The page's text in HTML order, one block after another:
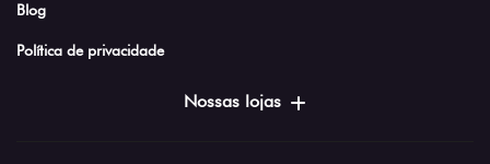
Blog
Política de privacidade
Nossas lojas